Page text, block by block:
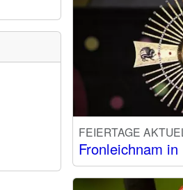
FEIERTAGE
Fronleichnam in